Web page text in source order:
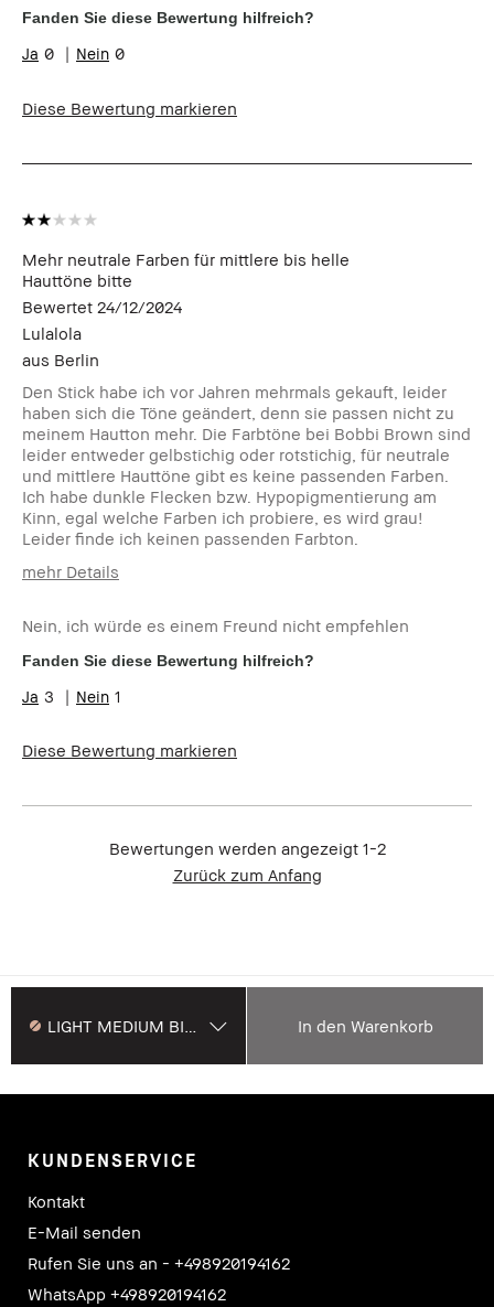
Hautton
Hautbedürfnis(se)
erhalten?
Fanden Sie diese Bewertung hilfreich?
0 0
Diese Bewertung markieren
Mehr neutrale Farben für mittlere bis helle
Hauttöne bitte
Bewertet 24/12/2024
Lulalola
aus Berlin
Den Stick habe ich vor Jahren mehrmals gekauft, leider
haben sich die Töne geändert, denn sie passen nicht zu
meinem Hautton mehr. Die Farbtöne bei Bobbi Brown sind
leider entweder gelbstichig oder rotstichig, für neutrale
und mittlere Hauttöne gibt es keine passenden Farben.
Ich habe dunkle Flecken bzw. Hypopigmentierung am
Kinn, egal welche Farben ich probiere, es wird grau!
Leider finde ich keinen passenden Farbton.
mehr Details
Hauttyp
Trocken
Hautton
Hell - Mittel
Hautbedürfnis(se)
Nein, ich würde es einem Freund nicht empfehlen
Fanden Sie diese Bewertung hilfreich?
3 1
Diese Bewertung markieren
Bewertungen werden angezeigt 1-2
Zurück zum Anfang
In den Warenkorb
KUNDENSERVICE
Kontakt
E-Mail senden
Rufen Sie uns an - +498920194162
WhatsApp +498920194162